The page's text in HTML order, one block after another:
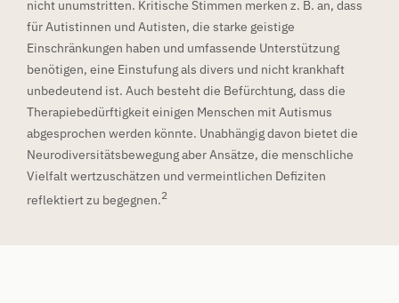
nicht unumstritten. Kritische Stimmen merken z. B. an, dass
für Autistinnen und Autisten, die starke geistige
Einschränkungen haben und umfassende Unterstützung
benötigen, eine Einstufung als divers und nicht krankhaft
unbedeutend ist. Auch besteht die Befürchtung, dass die
Therapiebedürftigkeit einigen Menschen mit Autismus
abgesprochen werden könnte. Unabhängig davon bietet die
Neurodiversitätsbewegung aber Ansätze, die menschliche
Vielfalt wertzuschätzen und vermeintlichen Defiziten
reflektiert zu begegnen.2